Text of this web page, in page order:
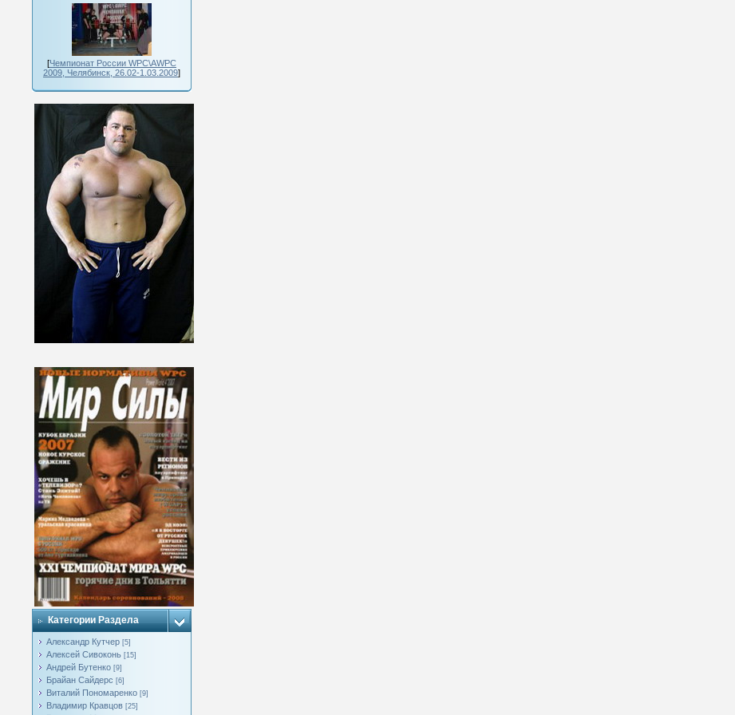
[Чемпионат России WPC\AWPC
2009, Челябинск, 26.02-1.03.2009]
Категории Раздела
Александр Кутчер [5]
Алексей Сивоконь [15]
Андрей Бутенко [9]
Брайан Сайдерс [6]
Виталий Пономаренко [9]
Владимир Кравцов [25]